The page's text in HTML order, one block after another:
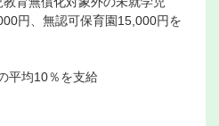
円、無認可保育園15,000円を
平均10％を支給